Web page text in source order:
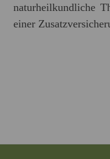
naturheilkundliche
einer